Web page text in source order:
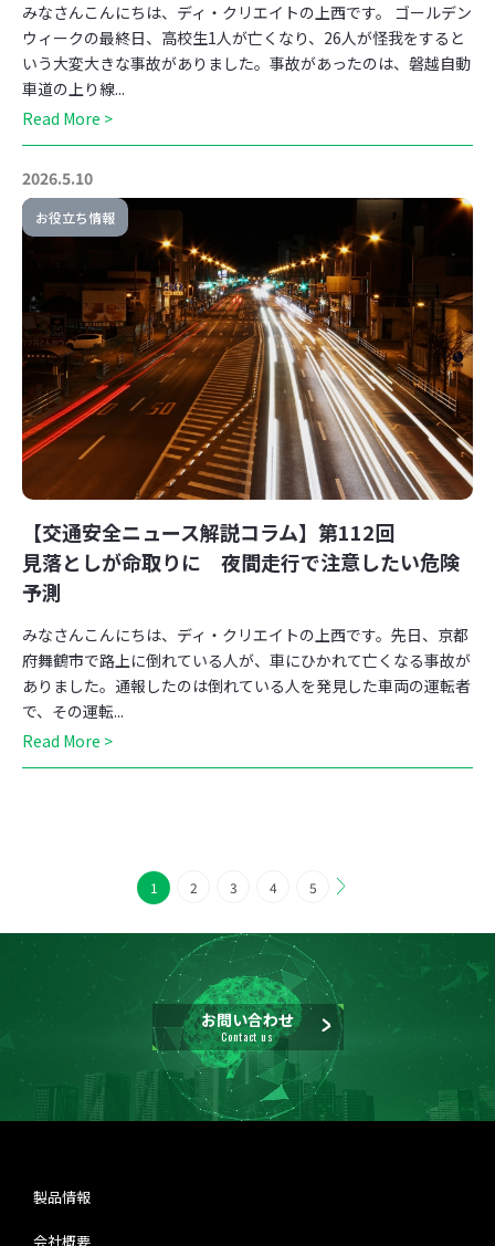
みなさんこんにちは、ディ・クリエイトの上西です。 ゴールデン
ウィークの最終日、高校生1人が亡くなり、26人が怪我をすると
いう大変大きな事故がありました。事故があったのは、磐越自動
車道の上り線...
Read More >
2026.5.10
お役立ち情報
【交通安全ニュース解説コラム】第112回
見落としが命取りに 夜間走行で注意したい危険
予測
みなさんこんにちは、ディ・クリエイトの上西です。先日、京都
府舞鶴市で路上に倒れている人が、車にひかれて亡くなる事故が
ありました。通報したのは倒れている人を発見した車両の運転者
で、その運転...
Read More >
1 2 3 4 5
お問い合わせ
Contact us
製品情報
会社概要